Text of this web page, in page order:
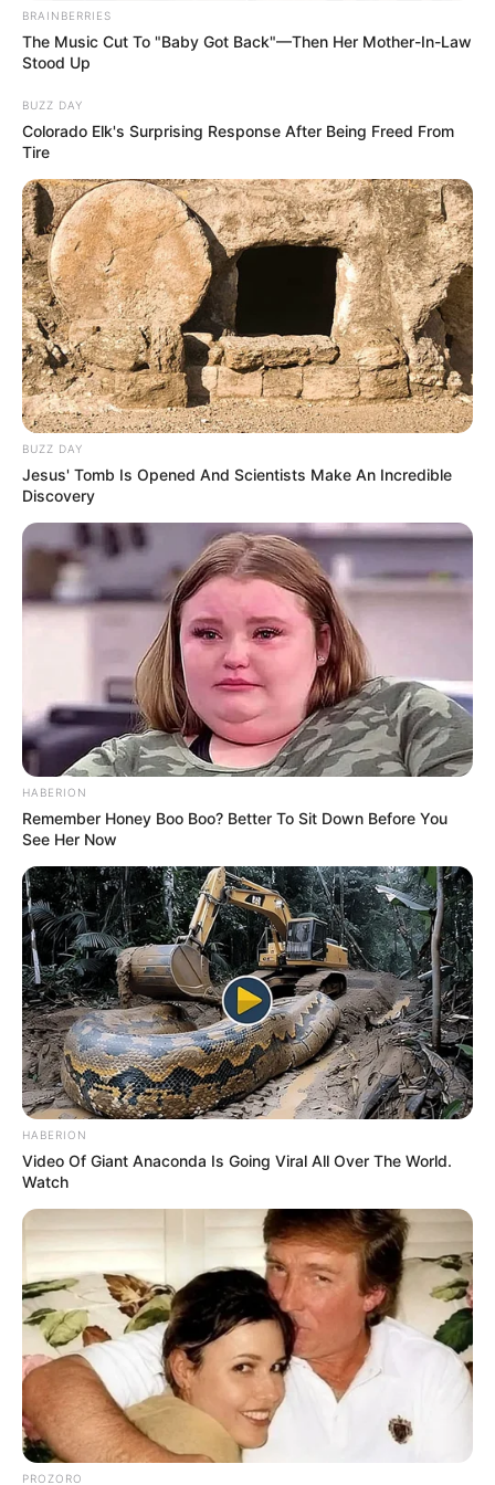
BRAINBERRIES
The Music Cut To "Baby Got Back"—Then Her Mother-In-Law
Stood Up
BUZZ DAY
Colorado Elk's Surprising Response After Being Freed From
Tire
BUZZ DAY
Jesus' Tomb Is Opened And Scientists Make An Incredible
Discovery
HABERION
Remember Honey Boo Boo? Better To Sit Down Before You
See Her Now
HABERION
Video Of Giant Anaconda Is Going Viral All Over The World.
Watch
PROZORO